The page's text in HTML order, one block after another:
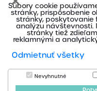
SO POSH
SPARROW
Salač
Show Tech
2020 © Zverky
Nájdete
Cookies
Súbory cookie
stránky, prispôsobenie
stránky, poskytovanie
analýzu návštevnosti.
stránky tiež
reklamnými a
Odmietnuť všetky
Nevyhnutné